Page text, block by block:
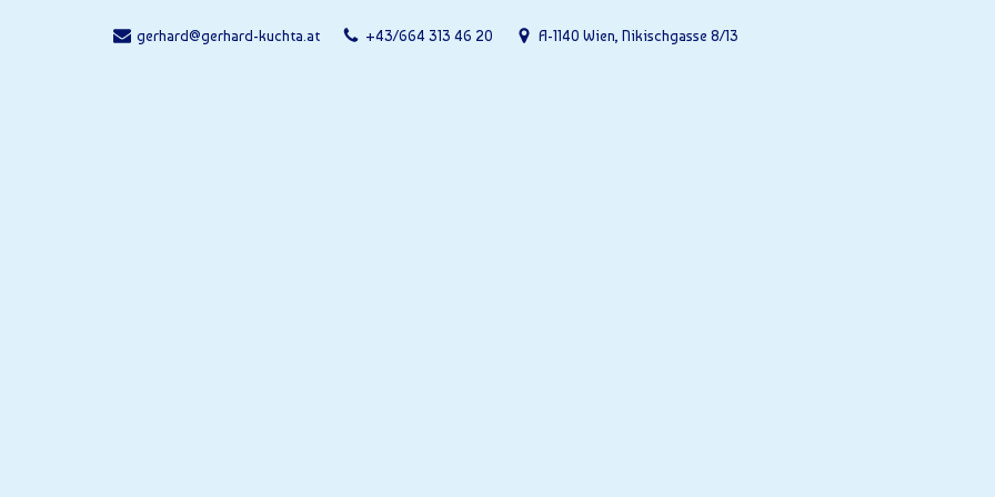
gerhard@gerhard-kuchta.at +43/664 313 46 20 A-1140 Wien, Nikischgasse 8/13